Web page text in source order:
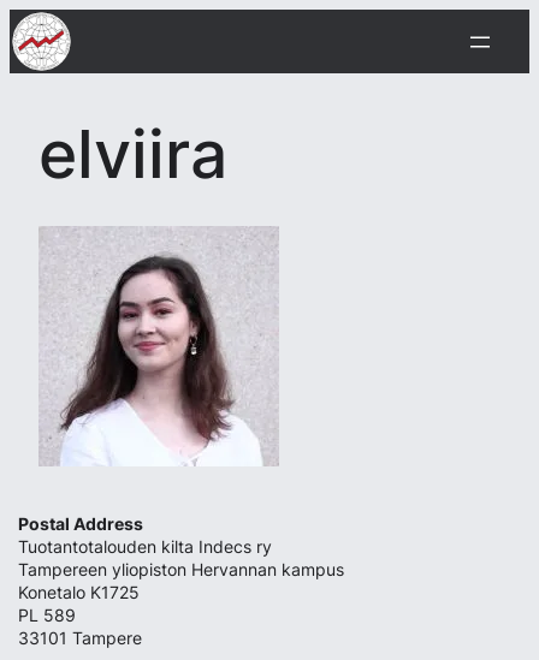
Skip
to
content
elviira
Postal Address
Tuotantotalouden kilta Indecs ry
Tampereen yliopiston Hervannan kampus
Konetalo K1725
PL 589
33101 Tampere